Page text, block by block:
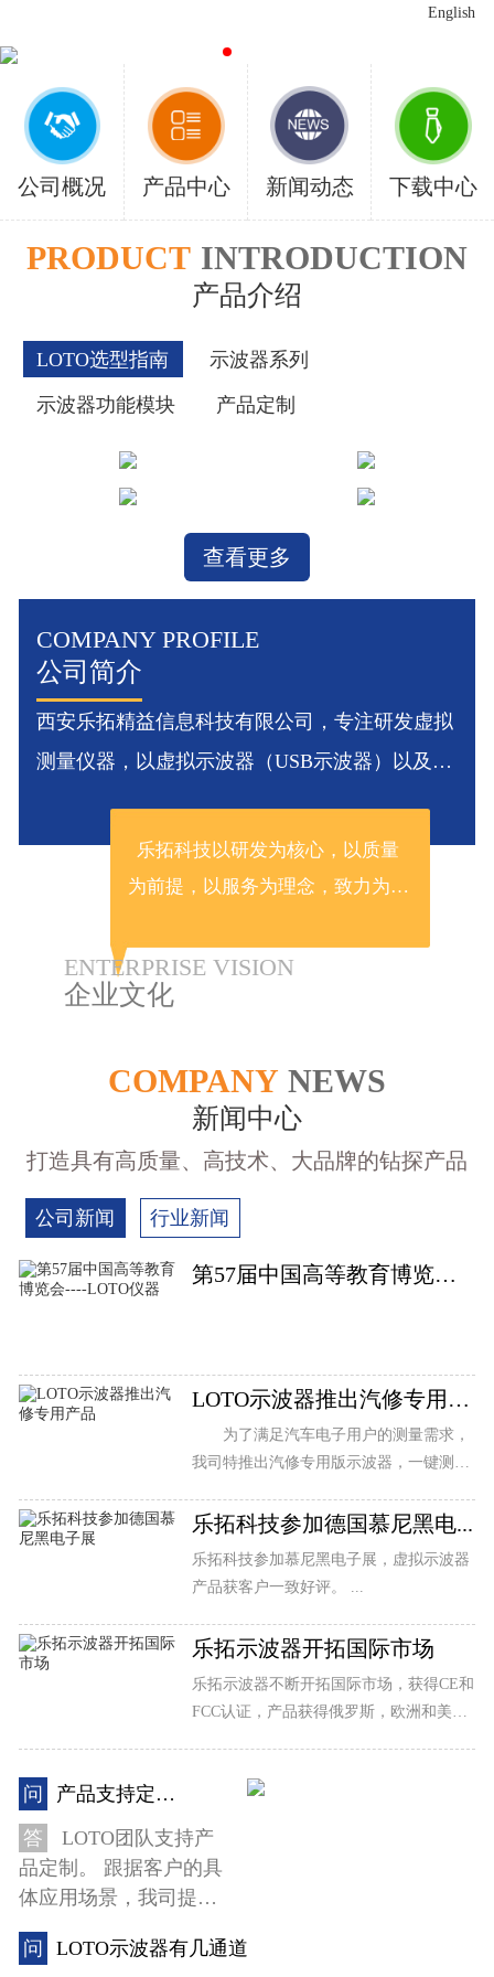
English
公司概况 产品中心 新闻动态 下载中心
PRODUCT INTRODUCTION
产品介绍
LOTO选型指南 示波器系列
示波器功能模块 产品定制
查看更多
COMPANY PROFILE
公司简介
西安乐拓精益信息科技有限公司，专注研发虚拟
测量仪器，以虚拟示波器（USB示波器）以及相
为前提，以服务为理念，致力为您
技术团...
ENTERPRISE VISION
企业文化
COMPANY NEWS
新闻中心
打造具有高质量、高技术、大品牌的钻探产品
公司新闻 行业新闻
第57届中国高等教育博览会-...
LOTO示波器推出汽修专用产...
为了满足汽车电子用户的测量需求，
我司特推出汽修专用版示波器，一键测
乐拓科技参加德国慕尼黑电...
乐拓科技参加慕尼黑电子展，虚拟示波器
产品获客户一致好评。 ...
乐拓示波器开拓国际市场
乐拓示波器不断开拓国际市场，获得CE和
FCC认证，产品获得俄罗斯，欧洲和美洲
问 产品支持定制吗
答
LOTO团队支持产
品定制。 跟据客户的具
体应用场景，我司提供
软件开发定制。 具体请
与销售人员联系。 公...
问 LOTO示波器有几通道